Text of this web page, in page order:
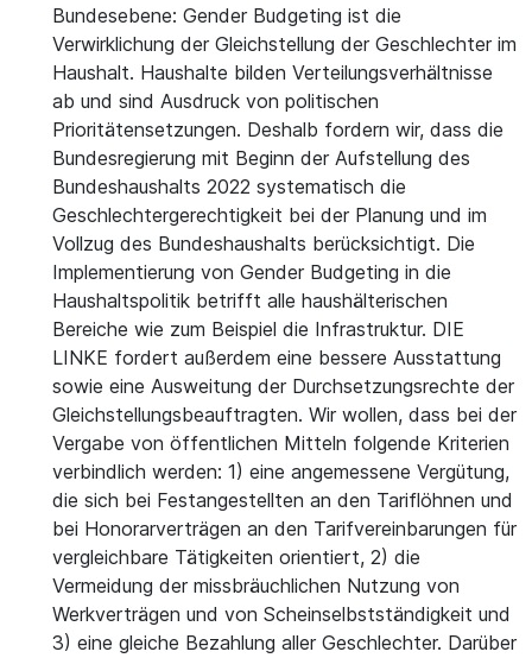
Bundesebene: Gender Budgeting ist die
Verwirklichung der Gleichstellung der Geschlechter im
Haushalt. Haushalte bilden Verteilungsverhältnisse
ab und sind Ausdruck von politischen
Prioritätensetzungen. Deshalb fordern wir, dass die
Bundesregierung mit Beginn der Aufstellung des
Bundeshaushalts 2022 systematisch die
Geschlechtergerechtigkeit bei der Planung und im
Vollzug des Bundeshaushalts berücksichtigt. Die
Implementierung von Gender Budgeting in die
Haushaltspolitik betrifft alle haushälterischen
Bereiche wie zum Beispiel die Infrastruktur. DIE
LINKE fordert außerdem eine bessere Ausstattung
sowie eine Ausweitung der Durchsetzungsrechte der
Gleichstellungsbeauftragten. Wir wollen, dass bei der
Vergabe von öffentlichen Mitteln folgende Kriterien
verbindlich werden: 1) eine angemessene Vergütung,
die sich bei Festangestellten an den Tariflöhnen und
bei Honorarverträgen an den Tarifvereinbarungen für
vergleichbare Tätigkeiten orientiert, 2) die
Vermeidung der missbräuchlichen Nutzung von
Werkverträgen und von Scheinselbstständigkeit und
3) eine gleiche Bezahlung aller Geschlechter. Darüber